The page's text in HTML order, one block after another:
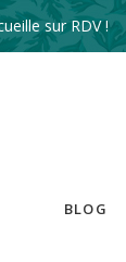
sur RDV !
BLOG